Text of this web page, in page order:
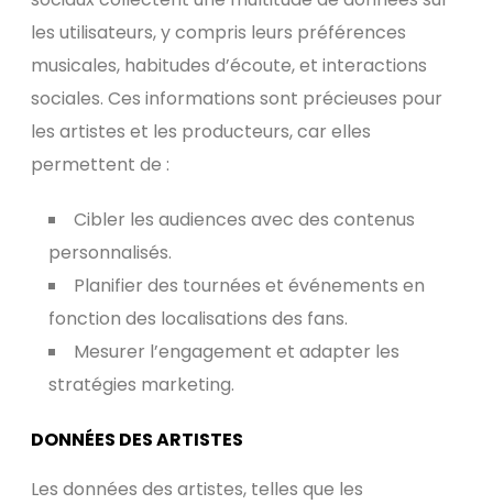
les utilisateurs, y compris leurs préférences
musicales, habitudes d’écoute, et interactions
sociales. Ces informations sont précieuses pour
les artistes et les producteurs, car elles
permettent de :
Cibler les audiences avec des contenus
personnalisés.
Planifier des tournées et événements en
fonction des localisations des fans.
Mesurer l’engagement et adapter les
stratégies marketing.
DONNÉES DES ARTISTES
Les données des artistes, telles que les